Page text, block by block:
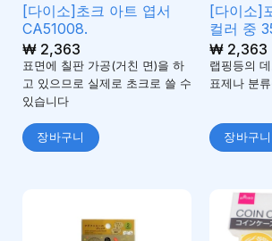
[다이소]초크 아트 엽서
CA51008.
₩2,363
표면에 칠판 가공(거친 면)을 하
고 있으므로 실제로 초크로 쓸 수
있습니다
장바구니
[다이소]
컬러 중
₩2,363
랩핑등의
표제나 분
장바구니